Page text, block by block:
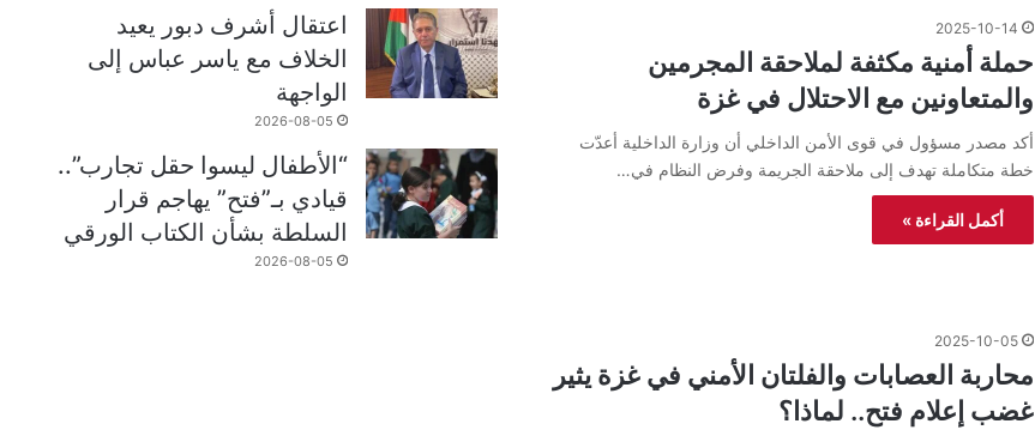
2025-10-14
حملة أمنية مكثفة لملاحقة المجرمين
والمتعاونين مع الاحتلال في غزة
أكد مصدر مسؤول في قوى الأمن الداخلي أن وزارة الداخلية أعدّت
خطة متكاملة تهدف إلى ملاحقة الجريمة وفرض النظام في…
أكمل القراءة »
2025-10-05
محاربة العصابات والفلتان الأمني في غزة يثير
غضب إعلام فتح.. لماذا؟
اعتقال أشرف دبور يعيد
الخلاف مع ياسر عباس إلى
الواجهة
2026-08-05
“الأطفال ليسوا حقل تجارب”..
قيادي بـ”فتح” يهاجم قرار
السلطة بشأن الكتاب الورقي
2026-08-05